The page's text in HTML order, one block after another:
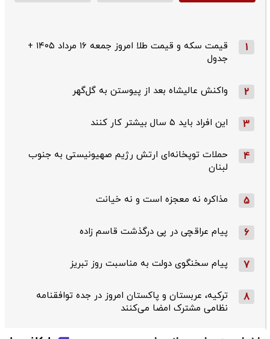
1
قیمت سکه و قیمت طلا امروز جمعه ۱۶ مرداد ۱۴۰۵ +
جدول
2 واکنش عالیشاه بعد از پیوستن به گل‌گهر
3 این افراد باید ۵ سال بیشتر کار کنند
4
حملات توپخانه‌ای ارتش رژیم صهیونیستی به جنوب
لبنان
5 مذاکره نه معجزه است و نه خیانت
6 پیام عراقچی در پی درگذشت قاسم‌ زاده
7 پیام سخنگوی دولت به مناسبت روز تبریز
8
ترکیه، عربستان و پاکستان امروز در جده توافقنامه
نظامی مشترک امضا می‌کنند